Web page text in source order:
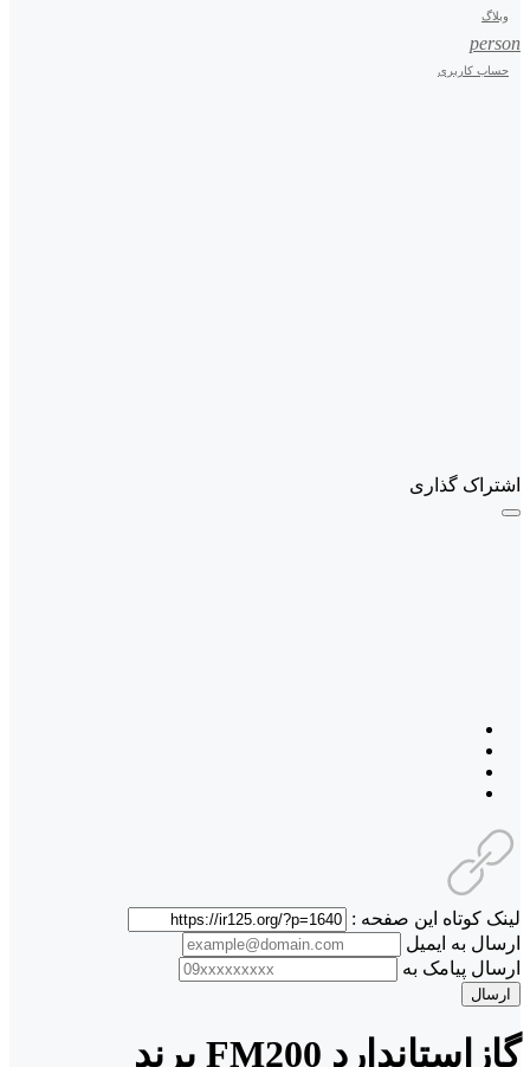
وبلاگ
person
حساب کاربری
اشتراک گذاری
لینک کوتاه این صفحه :
ارسال به ایمیل
ارسال پیامک به
ارسال
گازاستاندارد FM200 برند